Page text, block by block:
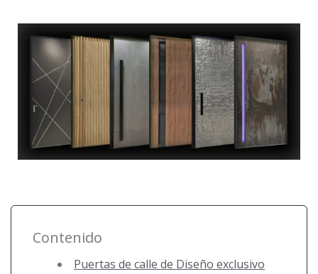
Contenido
Puertas de calle de Diseño exclusivo